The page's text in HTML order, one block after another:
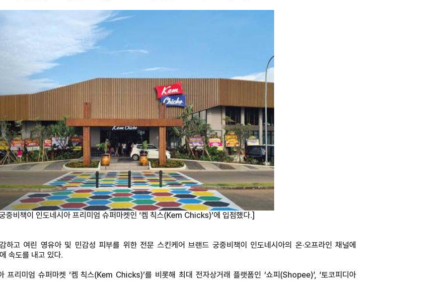
중비책이 인도네시아 프리미엄 슈퍼마켓인 ‘켐 칙스(Kem Chicks)’에 입점했다.]
고 여린 영유아 및 민감성 피부를 위한 전문 스킨케어 브랜드 궁중비책이 인도네시아의 온·오프라인 채널에
속도를 내고 있다.
프리미엄 슈퍼마켓 ‘켐 칙스(Kem Chicks)’를 비롯해 최대 전자상거래 플랫폼인 ‘쇼피(Shopee)’, ‘토코피디아